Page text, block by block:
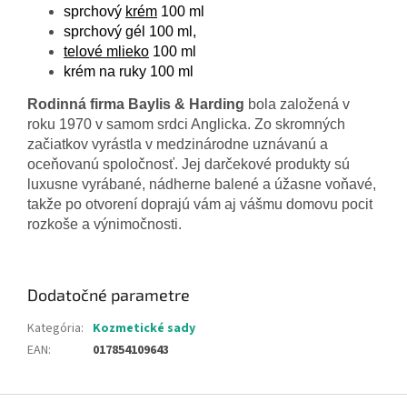
sprchový krém 100 ml
sprchový gél 100 ml,
telové mlieko 100 ml
krém na ruky 100 ml
Rodinná firma Baylis & Harding bola založená v
roku 1970 v samom srdci Anglicka. Zo skromných
začiatkov vyrástla v medzinárodne uznávanú a
oceňovanú spoločnosť. Jej darčekové produkty sú
luxusne vyrábané, nádherne balené a úžasne voňavé,
takže po otvorení doprajú vám aj vášmu domovu pocit
rozkoše a výnimočnosti.
Dodatočné parametre
Kategória: Kozmetické sady
EAN: 017854109643